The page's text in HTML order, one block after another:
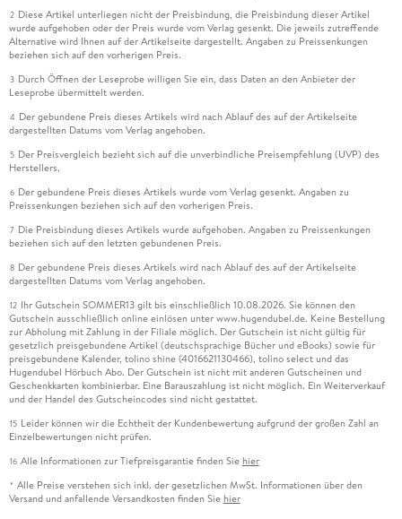
2 Diese Artikel unterliegen nicht der Preisbindung, die Preisbindung dieser Artikel
wurde aufgehoben oder der Preis wurde vom Verlag gesenkt. Die jeweils zutreffende
Alternative wird Ihnen auf der Artikelseite dargestellt. Angaben zu Preissenkungen
beziehen sich auf den vorherigen Preis.
3 Durch Öffnen der Leseprobe willigen Sie ein, dass Daten an den Anbieter der
Leseprobe übermittelt werden.
4 Der gebundene Preis dieses Artikels wird nach Ablauf des auf der Artikelseite
dargestellten Datums vom Verlag angehoben.
5 Der Preisvergleich bezieht sich auf die unverbindliche Preisempfehlung (UVP) des
Herstellers.
6 Der gebundene Preis dieses Artikels wurde vom Verlag gesenkt. Angaben zu
Preissenkungen beziehen sich auf den vorherigen Preis.
7 Die Preisbindung dieses Artikels wurde aufgehoben. Angaben zu Preissenkungen
beziehen sich auf den letzten gebundenen Preis.
8 Der gebundene Preis dieses Artikels wird nach Ablauf des auf der Artikelseite
dargestellten Datums vom Verlag angehoben.
12 Ihr Gutschein SOMMER13 gilt bis einschließlich 10.08.2026. Sie können den
Gutschein ausschließlich online einlösen unter www.hugendubel.de. Keine Bestellung
zur Abholung mit Zahlung in der Filiale möglich. Der Gutschein ist nicht gültig für
gesetzlich preisgebundene Artikel (deutschsprachige Bücher und eBooks) sowie für
preisgebundene Kalender, tolino shine (4016621130466), tolino select und das
Hugendubel Hörbuch Abo. Der Gutschein ist nicht mit anderen Gutscheinen und
Geschenkkarten kombinierbar. Eine Barauszahlung ist nicht möglich. Ein Weiterverkauf
und der Handel des Gutscheincodes sind nicht gestattet.
15 Leider können wir die Echtheit der Kundenbewertung aufgrund der großen Zahl an
Einzelbewertungen nicht prüfen.
16 Alle Informationen zur Tiefpreisgarantie finden Sie hier
* Alle Preise verstehen sich inkl. der gesetzlichen MwSt. Informationen über den
Versand und anfallende Versandkosten finden Sie hier